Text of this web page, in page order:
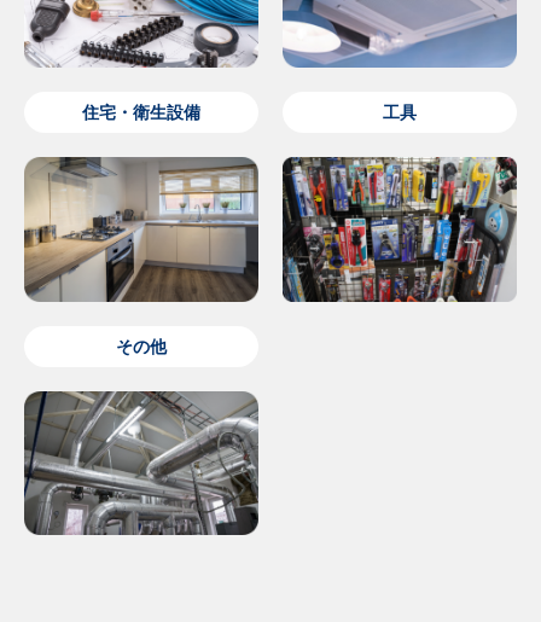
住宅・衛生設備 工具
その他